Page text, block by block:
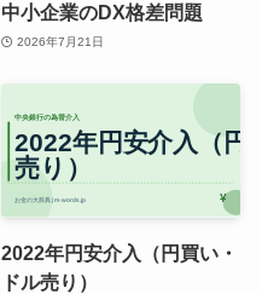
中小企業のDX格差問題
2026年7月21日
2022年円安介入（円買い・
ドル売り）